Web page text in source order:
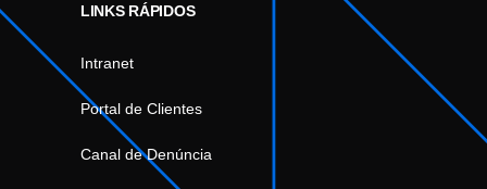
LINKS RÁPIDOS
Intranet
Portal de Clientes
Canal de Denúncia